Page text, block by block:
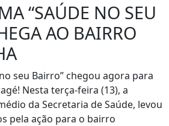
“SAÚDE NO SEU
AO BAIRRO
seu Bairro” chegou agora para
Nesta terça-feira (13), a
da Secretaria de Saúde, levou
pela ação para o bairro